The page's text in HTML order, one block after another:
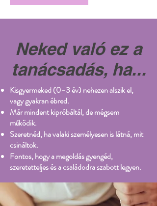
Neked való ez a
tanácsadás, ha...
Kisgyermeked (0–3 év) nehezen alszik el,
vagy gyakran ébred.
Már mindent kipróbáltál, de mégsem
működik.
Szeretnéd, ha valaki személyesen is látná, mit
csináltok.
Fontos, hogy a megoldás gyengéd,
szeretetteljes és a családodra szabott legyen.